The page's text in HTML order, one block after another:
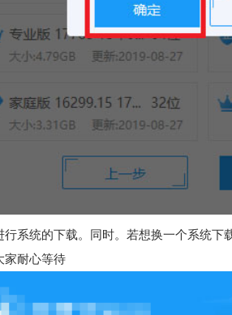
行系统的下载。同时。若想换一个系统
家耐心等待